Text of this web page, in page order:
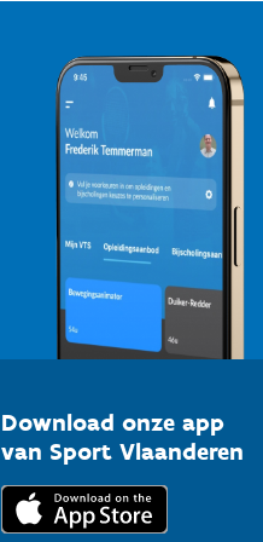
Download onze app
van Sport Vlaanderen